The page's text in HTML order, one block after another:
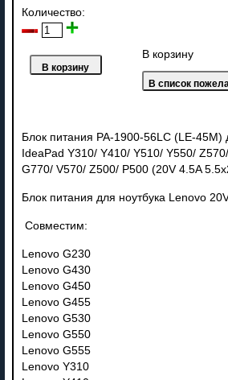
Количество:
В корзину
Блок питания PA-1900-56LC (LE-45M)
IdeaPad Y310/ Y410/ Y510/ Y550/
G770/ V570/ Z500/ P500 (20V 4.5A
Блок питания для ноутбука Lenovo
Совместим:
Lenovo G230
Lenovo G430
Lenovo G450
Lenovo G455
Lenovo G530
Lenovo G550
Lenovo G555
Lenovo Y310